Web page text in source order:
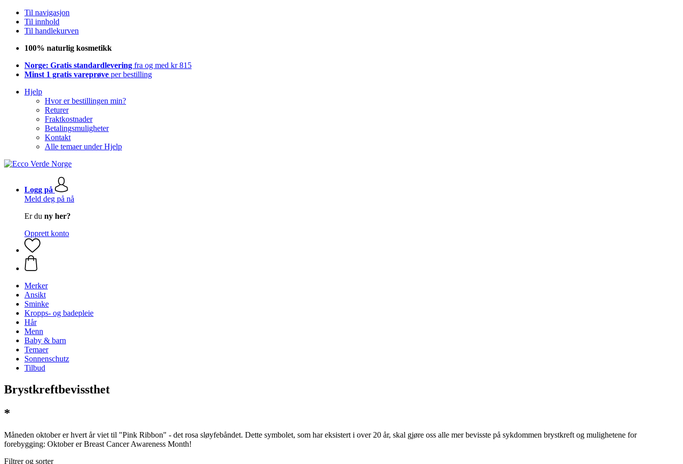
Til navigasjon
Til innhold
Til handlekurven
100% naturlig kosmetikk
Norge: Gratis standardlevering fra og med kr 815
Minst 1 gratis vareprøve per bestilling
Hjelp
Hvor er bestillingen min?
Returer
Fraktkostnader
Betalingsmuligheter
Kontakt
Alle temaer under Hjelp
Logg på
Meld deg på nå
Er du ny her?
Opprett konto
Merker
Ansikt
Sminke
Kropps- og badepleie
Hår
Menn
Baby & barn
Temaer
Sonnenschutz
Tilbud
Brystkreftbevissthet
*
Måneden oktober er hvert år viet til "Pink Ribbon" - det rosa sløyfebåndet. Dette symbolet, som har eksistert i over 20 år, skal gjøre oss alle mer bevisste på sykdommen brystkreft og mulighetene for
forebygging: Oktober er Breast Cancer Awareness Month!
Filtrer og sorter